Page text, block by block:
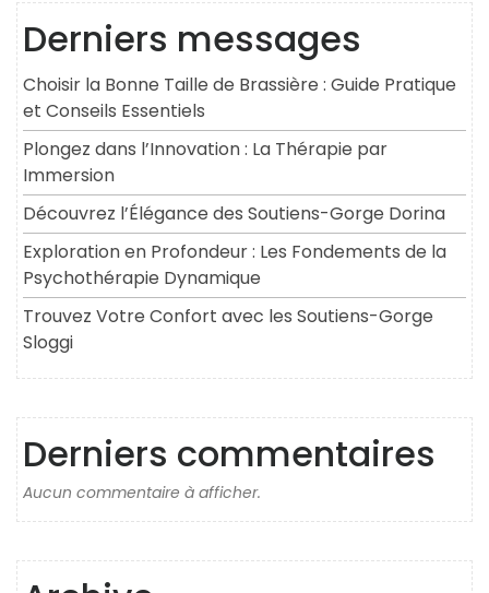
Derniers messages
Choisir la Bonne Taille de Brassière : Guide Pratique
et Conseils Essentiels
Plongez dans l’Innovation : La Thérapie par
Immersion
Découvrez l’Élégance des Soutiens-Gorge Dorina
Exploration en Profondeur : Les Fondements de la
Psychothérapie Dynamique
Trouvez Votre Confort avec les Soutiens-Gorge
Sloggi
Derniers commentaires
Aucun commentaire à afficher.